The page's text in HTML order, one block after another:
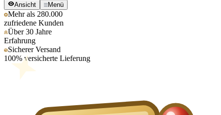
Ansicht Menü
Mehr als 280.000
zufriedene Kunden
Über 30 Jahre
Erfahrung
Sicherer Versand
100% versicherte Lieferung